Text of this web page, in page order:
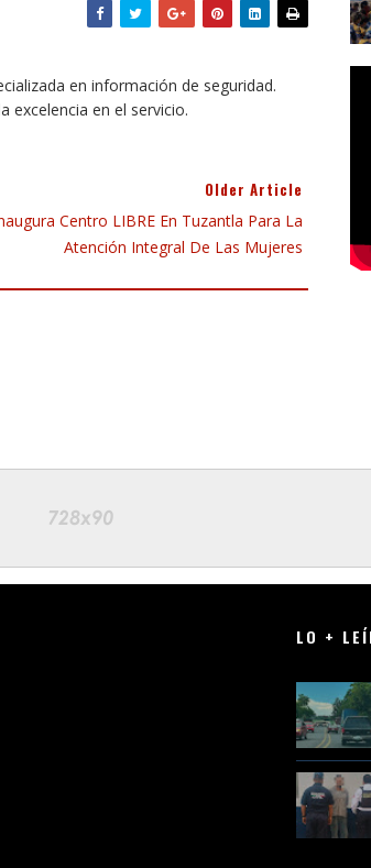
en información de seguridad.
excelencia en el servicio.
Older Article
Centro LIBRE En Tuzantla Para La
Atención Integral De Las Mujeres
LO +